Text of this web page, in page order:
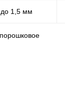
до 1,5 мм